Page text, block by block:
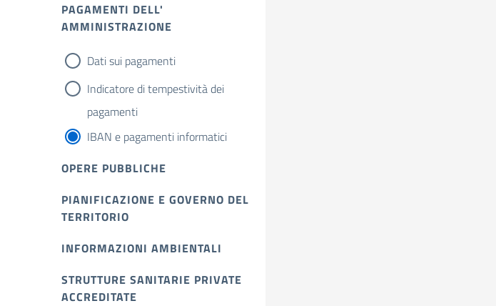
PAGAMENTI DELL'
AMMINISTRAZIONE
Dati sui pagamenti
Indicatore di tempestività dei
pagamenti
IBAN e pagamenti informatici
OPERE PUBBLICHE
PIANIFICAZIONE E GOVERNO DEL
TERRITORIO
INFORMAZIONI AMBIENTALI
STRUTTURE SANITARIE PRIVATE
ACCREDITATE